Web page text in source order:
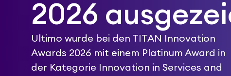
2026
Ultimo wurde bei den TITAN Innovation
Awards 2026 mit einem Platinum Award in
der Kategorie Innovation in Services and